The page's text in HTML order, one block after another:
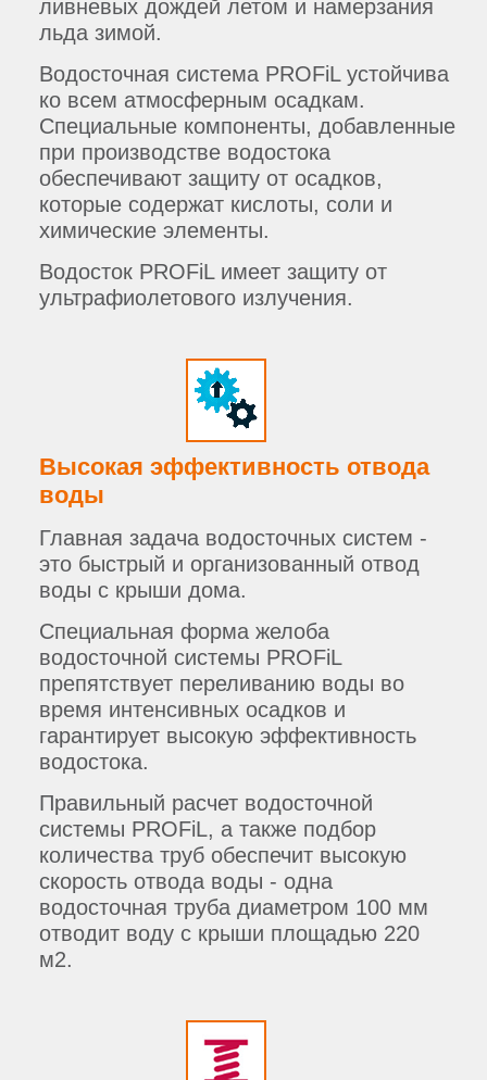
ливневых дождей летом и намерзания
льда зимой.
Водосточная система PROFiL устойчива
ко всем атмосферным осадкам.
Специальные компоненты, добавленные
при производстве водостока
обеспечивают защиту от осадков,
которые содержат кислоты, соли и
химические элементы.
Водосток PROFiL имеет защиту от
ультрафиолетового излучения.
Высокая эффективность отвода
воды
Главная задача водосточных систем -
это быстрый и организованный отвод
воды с крыши дома.
Специальная форма желоба
водосточной системы PROFiL
препятствует переливанию воды во
время интенсивных осадков и
гарантирует высокую эффективность
водостока.
Правильный расчет водосточной
системы PROFiL, а также подбор
количества труб обеспечит высокую
скорость отвода воды - одна
водосточная труба диаметром 100 мм
отводит воду с крыши площадью 220
м2.